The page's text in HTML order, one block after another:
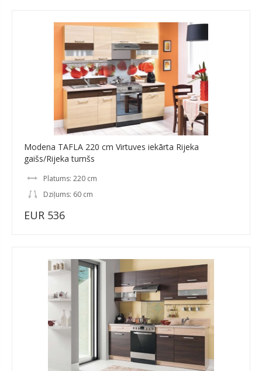
Modena TAFLA 220 cm Virtuves iekārta Rijeka
gaišs/Rijeka tumšs
Platums: 220 cm
Dziļums: 60 cm
EUR 536